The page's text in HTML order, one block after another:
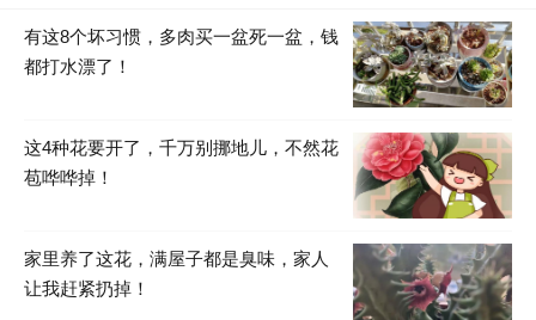
有这8个坏习惯，多肉买一盆死一盆，钱
都打水漂了！
这4种花要开了，千万别挪地儿，不然花
苞哗哗掉！
家里养了这花，满屋子都是臭味，家人
让我赶紧扔掉！